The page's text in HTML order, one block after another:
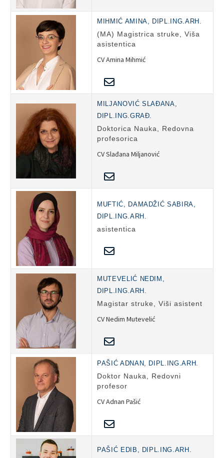
MIHMIĆ AMINA, DIPL.ING.ARH.
(MA) Magistrica struke, Viša
asistentica
CV Amina Mihmić
MILJANOVIĆ SLAĐANA,
DIPL.ING.GRAĐ.
Doktorica Nauka, Redovna
profesorica
CV Slađana Miljanović
MUFTIĆ, DAMADŽIĆ SABIRA,
DIPL.ING.ARH.
asistentica
MUTEVELIĆ NEDIM,
DIPL.ING.ARH.
Magistar struke, Viši asistent
CV Nedim Mutevelić
PAŠIĆ ADNAN, DIPL.ING.ARH.
Doktor Nauka, Redovni
profesor
CV Adnan Pašić
PAŠIĆ EDIB, DIPL.ING.ARH.